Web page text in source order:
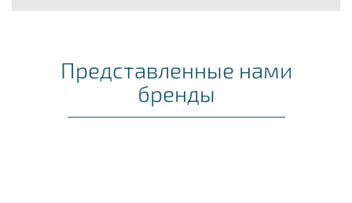
Представленные нами
бренды